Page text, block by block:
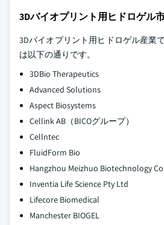
3Dバイオプリント用ヒドロゲル
3Dバイオプリント用ヒドロゲル産業
は以下の通りです。
3DBio Therapeutics
Advanced Solutions
Aspect Biosystems
Cellink AB（BICOグループ）
Cellntec
FluidForm Bio
Hangzhou Meizhuo Biotechnology
Inventia Life Science Pty Ltd
Lifecore Biomedical
Manchester BIOGEL